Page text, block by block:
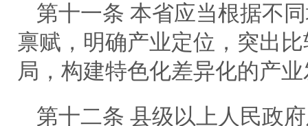
第十一条 本省应当根据不
禀赋，明确产业定位，突出
局，构建特色化差异化的产
第十二条 县级以上人民政